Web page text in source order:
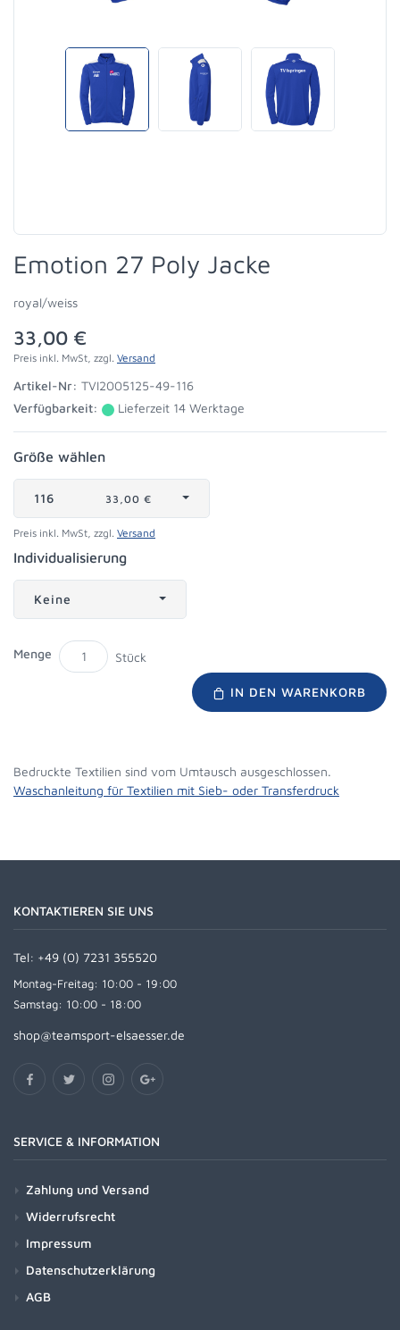
Emotion 27 Poly Jacke
royal/weiss
33,00 €
Preis inkl. MwSt, zzgl. Versand
Artikel-Nr: TVI2005125-49-116
Verfügbarkeit:
Lieferzeit 14 Werktage
Größe wählen
116 33,00 €
Preis inkl. MwSt, zzgl. Versand
Individualisierung
Keine
Menge Stück
IN DEN WARENKORB
Bedruckte Textilien sind vom Umtausch ausgeschlossen.
Waschanleitung für Textilien mit Sieb- oder Transferdruck
KONTAKTIEREN SIE UNS
Tel: +49 (0) 7231 355520
Montag-Freitag: 10:00 - 19:00
Samstag: 10:00 - 18:00
shop@teamsport-elsaesser.de
SERVICE & INFORMATION
Zahlung und Versand
Widerrufsrecht
Impressum
Datenschutzerklärung
AGB